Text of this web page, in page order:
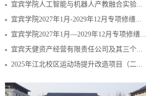
宜宾学院人工智能与机器人产教融合实验...
宜宾学院2027年1月-2029年12月专项修缮...
宜宾学院2027年1月—2029年12月专项修缮...
宜宾天健资产经营有限责任公司及其三个...
2025年江北校区运动场提升改造项目（二...